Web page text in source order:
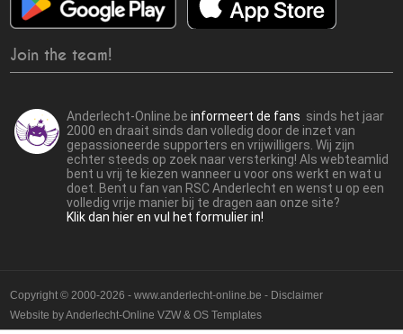
Join the team!
Anderlecht-Online.beinformeert de fans sinds het jaar
2000 en draait sinds dan volledig door de inzet van
gepassioneerde supporters en vrijwilligers. Wij zijn
echter steeds op zoek naar versterking! Als webteamlid
bent u vrij te kiezen wanneer u voor ons werkt en wat u
doet. Bent u fan van RSC Anderlecht en wenst u op een
volledig vrije manier bij te dragen aan onze site?
Klik dan hier en vul het formulier in!
Copyright © 2000-2026 - www.anderlecht-online.be - Disclaimer
Website byAnderlecht-Online VZW &OS Templates